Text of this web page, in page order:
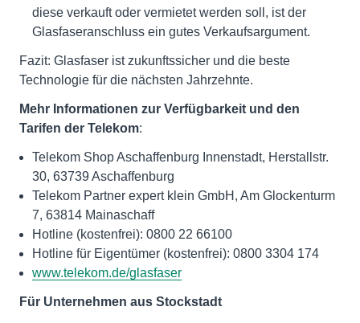
diese verkauft oder vermietet werden soll, ist der
Glasfaseranschluss ein gutes Verkaufsargument.
Fazit: Glasfaser ist zukunftssicher und die beste
Technologie für die nächsten Jahrzehnte.
Mehr Informationen zur Verfügbarkeit und den
Tarifen der Telekom:
Telekom Shop Aschaffenburg Innenstadt, Herstallstr.
30, 63739 Aschaffenburg
Telekom Partner expert klein GmbH, Am Glockenturm
7, 63814 Mainaschaff
Hotline (kostenfrei): 0800 22 66100
Hotline für Eigentümer (kostenfrei): 0800 3304 174
www.telekom.de/glasfaser
Für Unternehmen aus Stockstadt